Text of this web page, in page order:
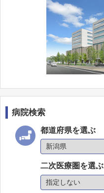
病院検索
都道府県を選ぶ
二次医療圏を選ぶ